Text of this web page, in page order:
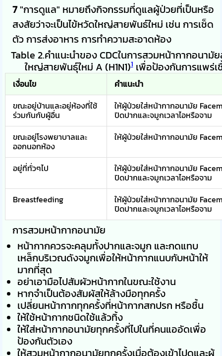
7"การดูแล" หมายถึงกิจกรรมที่ดูแลผู้ป่วยที่เป็นหรือ
สงสัยว่าจะเป็นไข้หวัดใหญ่สายพันธ์ใหม่ เช่น การเช็ด
ตัว การส่งอาหาร การทำความสะอาดห้อง
Table 2.คำแนะนำของ CDCในการสวมหน้ากากอนามั
ใหญ่สายพันธุ์ใหม่ A (H1N1)1เพื่อป้องกันการแพร่เ
เงื่อนไข
คำแนะนำ
ขณะอยู่บ้านและอยู่ห้องที่ใช้
ร่วมกันกับผู้อื่น
ให้ผู้ป่วยใส่หน้ากากอนามัย
ปิดปากและจมูกเวลาไอหรือจาม
ขณะอยู่โรงพยาบาลและ
ออกนอกห้อง
ให้ผู้ป่วยใส่หน้ากากอนามัย
อยู่ที่ทั่วๆไป ให้ผู้ป่วยใส่หน้ากากอนามัย
ปิดปากและจมูกเวลาไอหรือจาม
Breastfeeding
ให้ผู้ป่วยใส่หน้ากากอนามัย
ปิดปากและจมูกเวลาไอหรือจาม
การสวมหน้ากากอนามัย
หน้ากากควรจะคลุมทั้งปากและจมูก และกดแทบ
เหล็กบริเวณดังจมูกเพื่อให้หน้ากากแนบกับหน้าให้
มากที่สุด
อย่าเอามือไปสัมผัวหน้ากากในขณะใช้งาน
หากจำเป็นต้องสัมผัสให้ล้างมือทุกครั้ง
เปลี่ยนหน้ากากทุกครั้งที่หน้ากากสกปรก หรือชื้น
ให้ใช้หน้ากากชนิดใช้แล้วทิ้ง
ให้ใส่หน้ากากอนามัยทุกครั้งที่ไปในที่คนแออัดเพื่อ
ป้องกันตัวเอง
ให้สวมหน้ากากอนามัยทุกครั้งเมื่อต้องเข้าไปดูและผู้